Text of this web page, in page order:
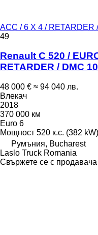
ACC / 6 X 4 / RETARDER
49
Renault C 520 /
RETARDER / DMC
48 000 € ≈ 94 040 лв.
Влекач
2018
370 000 км
Euro 6
Мощност 520 к.с. (382 kW)
Румъния, Bucharest
Laslo Truck Romania
Свържете се с продавача